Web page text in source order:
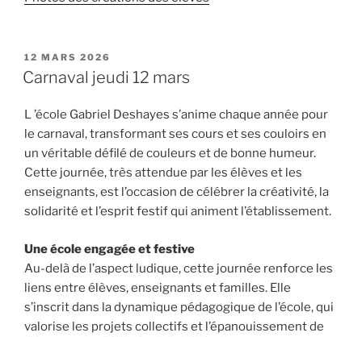
PUBLIÉ
LE
12 MARS 2026
Carnaval jeudi 12 mars
L ’école Gabriel Deshayes s’anime chaque année pour
le carnaval, transformant ses cours et ses couloirs en
un véritable défilé de couleurs et de bonne humeur.
Cette journée, très attendue par les élèves et les
enseignants, est l’occasion de célébrer la créativité, la
solidarité et l’esprit festif qui animent l’établissement.
Une école engagée et festive
Au-delà de l’aspect ludique, cette journée renforce les
liens entre élèves, enseignants et familles. Elle
s’inscrit dans la dynamique pédagogique de l’école, qui
valorise les projets collectifs et l’épanouissement de